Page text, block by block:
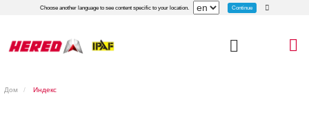
Choose another language to see content specific to your location. Continue
Дом Индекс